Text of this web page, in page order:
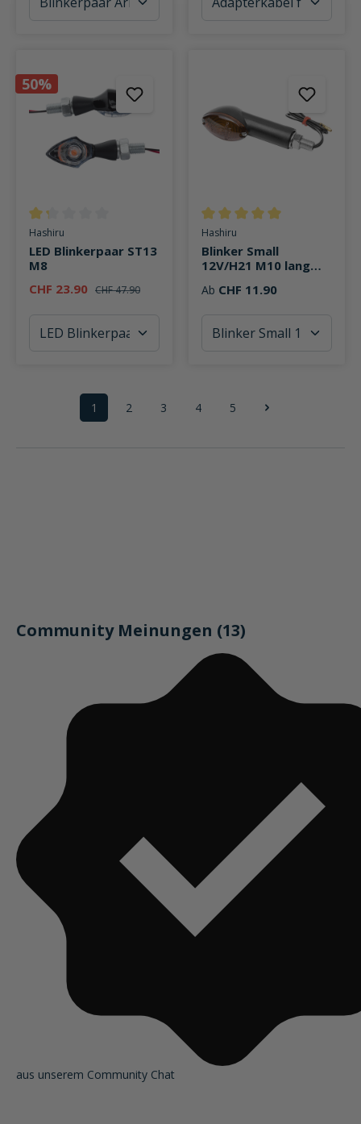
50%
Durchschnittliche Bewertung von 1.3 von 5 Sternen
Hashiru
LED Blinkerpaar ST13
M8
CHF 23.90 CHF 47.90
Durchschnittliche Bewertung
Hashiru
Blinker Small
12V/H21 M10 lang
Glas
Ab CHF 11.90
Seite
1 Seite
2 Seite
3 Seite
4 Seite
5
Community Meinungen (13)
aus unserem Community Chat